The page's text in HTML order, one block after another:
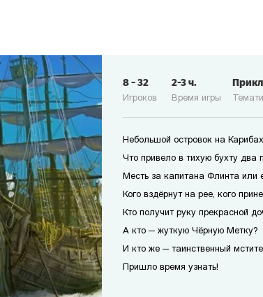
Игроков
8-32
Время игры
2-3ч.
Небольшой островок на
Что привело в тихую бухту два
Месть за капитана Флинта или
Кого вздёрнут на рее, кого
Кто получит руку прекрасной
А кто — жуткую Чёрную Метку?
И кто же — таинственный
Пришло время узнать!